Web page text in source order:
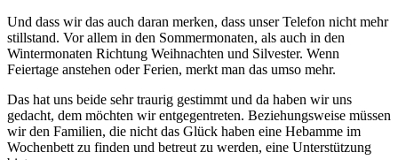
Und dass wir das auch daran merken, dass unser Telefon nicht mehr
stillstand. Vor allem in den Sommermonaten, als auch in den
Wintermonaten Richtung Weihnachten und Silvester. Wenn
Feiertage anstehen oder Ferien, merkt man das umso mehr.
Das hat uns beide sehr traurig gestimmt und da haben wir uns
gedacht, dem möchten wir entgegentreten. Beziehungsweise müssen
wir den Familien, die nicht das Glück haben eine Hebamme im
Wochenbett zu finden und betreut zu werden, eine Unterstützung